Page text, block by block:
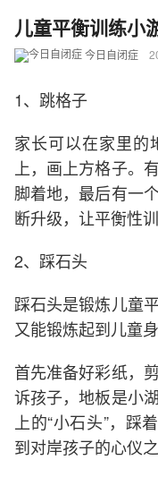
儿童平衡训练小
今日自闭症
1、跳格子
家长可以在家里的
上，画上方格子。
脚着地，最后有一
断升级，让平衡性
2、踩石头
踩石头是锻炼儿童
又能锻炼起到儿童
首先准备好彩纸，
诉孩子，地板是小
上的“小石头”，踩
到对岸孩子的心仪之